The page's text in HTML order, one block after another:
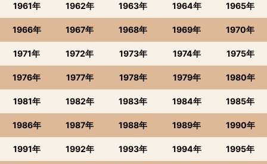
1961年 1962年 1963年 1964年 1965年
1966年 1967年 1968年 1969年 1970年
1971年 1972年 1973年 1974年 1975年
1976年 1977年 1978年 1979年 1980年
1981年 1982年 1983年 1984年 1985年
1986年 1987年 1988年 1989年 1990年
1991年 1992年 1993年 1994年 1995年